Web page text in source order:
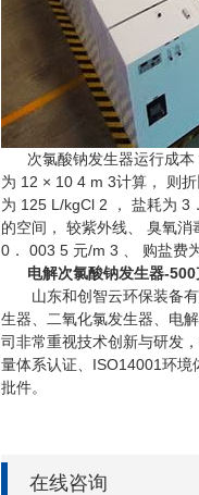
次氯酸钠发生器运行成
为 12 × 10 4 m 3计算， 则
为 125 L/kgCl 2 ， 盐耗为 3
的空间， 较紫外线、 臭氧
0． 003 5 元/m 3 、 购盐费
电解次氯酸钠发生器-
山东和创智云环保装备有
生器、二氧化氯发生器、电
司非常重视技术创新与研发
量体系认证、ISO14001环境
批件。
在线咨询